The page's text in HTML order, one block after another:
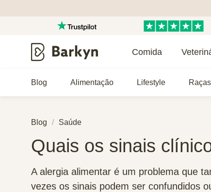
Comida
Blog Alimentação Lifestyle Raças
Blog Saúde
Quais os sinais
A alergia alimentar é um problema que
vezes os sinais podem ser confundidos